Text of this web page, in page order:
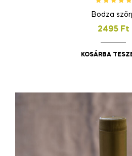
5.00 / 5
Bodza
2495 Ft
KOSÁRBA